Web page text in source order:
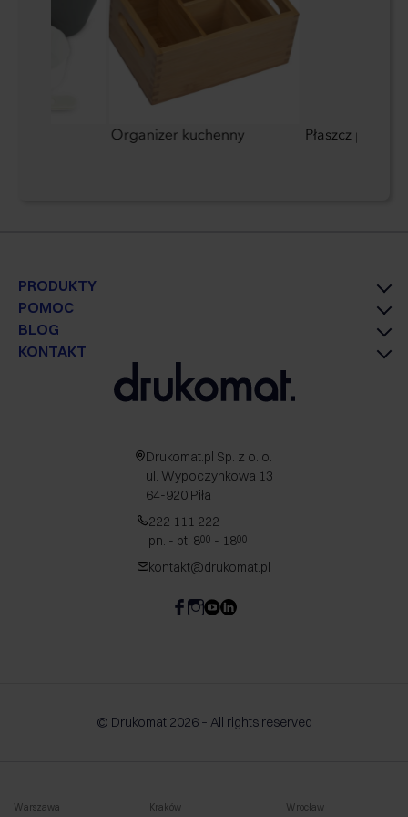
Organizer kuchenny Płaszcz
PRODUKTY
POMOC
BLOG
KONTAKT
Drukomat.pl Sp. z o. o.
ul. Wypoczynkowa 13
64-920 Piła
222 111 222
pn. - pt. 800 - 1800
kontakt@drukomat.pl
© Drukomat 2026 – All rights reserved
Warszawa Kraków Wrocław